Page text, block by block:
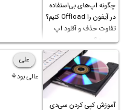
چگونه اپ‌های بی‌استفاده
در آیفون را Offload کنیم؟
تفاوت حذف و آفلود اپ
چیست؟
آموزش کپی کردن سی‌دی
علی
عالی بود⚘